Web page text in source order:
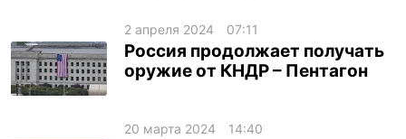
2 апреля 2024 07:11
Россия продолжает получать
оружие от КНДР – Пентагон
20 марта 2024 14:40